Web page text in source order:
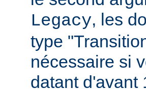
Legacy, les
type
nécessaire si
datant d'avant